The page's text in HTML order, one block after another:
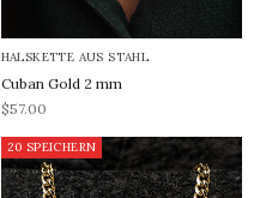
HALSKETTE AUS STAHL
Cuban Gold 2 mm
REA-pris
$57.00
20 SPEICHERN